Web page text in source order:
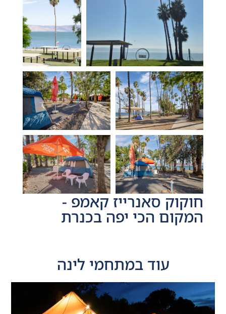
חוקוק סאנרייז קאמפ -
המקום הכי יפה בכנרת
עוד במתחמי לינה